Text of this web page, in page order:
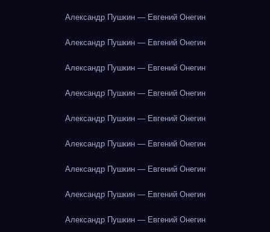
Александр Пушкин — Евгений Онегин
Александр Пушкин — Евгений Онегин
Александр Пушкин — Евгений Онегин
Александр Пушкин — Евгений Онегин
Александр Пушкин — Евгений Онегин
Александр Пушкин — Евгений Онегин
Александр Пушкин — Евгений Онегин
Александр Пушкин — Евгений Онегин
Александр Пушкин — Евгений Онегин